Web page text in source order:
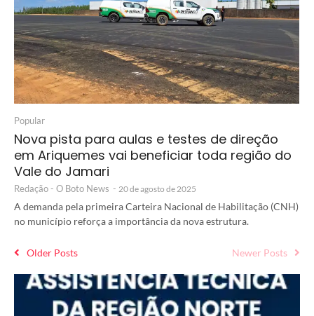
Popular
Nova pista para aulas e testes de direção
em Ariquemes vai beneficiar toda região do
Vale do Jamari
Redação - O Boto News - 20 de agosto de 2025
A demanda pela primeira Carteira Nacional de Habilitação (CNH)
no município reforça a importância da nova estrutura.
Older Posts Newer Posts